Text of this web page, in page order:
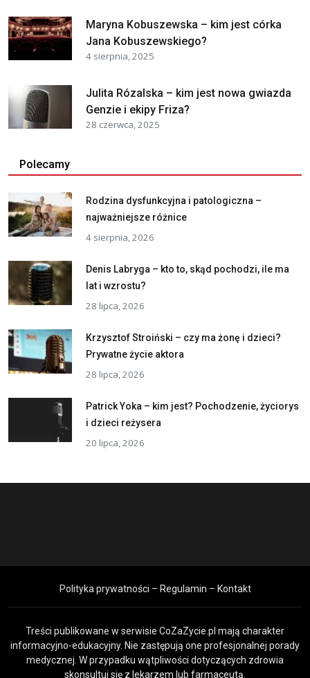
Maryna Kobuszewska – kim jest córka
Jana Kobuszewskiego?
4 sierpnia, 2025
Julita Rózalska – kim jest nowa gwiazda
Genzie i ekipy Friza?
28 czerwca, 2025
Polecamy
Rodzina dysfunkcyjna i patologiczna –
najważniejsze różnice
4 sierpnia, 2026
Denis Labryga – kto to, skąd pochodzi, ile ma
lat i wzrostu?
28 lipca, 2026
Krzysztof Stroiński – czy ma żonę i dzieci?
Prywatne życie aktora
28 lipca, 2026
Patrick Yoka – kim jest? Pochodzenie, życiorys
i dzieci reżysera
20 lipca, 2026
Polityka prywatności – Regulamin – Kontakt
Treści publikowane w serwisie CoZaZycie.pl mają charakter
informacyjno-edukacyjny. Nie zastępują one profesjonalnej porady
medycznej. W przypadku wątpliwości dotyczących zdrowia
skonsultuj się z lekarzem lub farmaceutą.